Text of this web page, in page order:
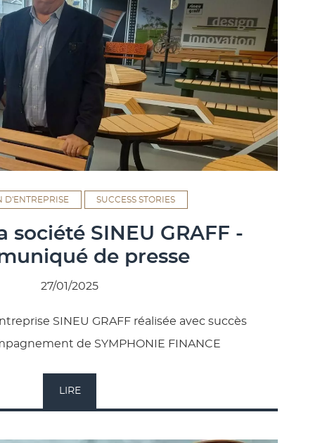
D'ENTREPRISE SUCCESS STORIES
société SINEU GRAFF -
de presse
27/01/2025
SINEU GRAFF réalisée avec succès
de SYMPHONIE FINANCE
LIRE